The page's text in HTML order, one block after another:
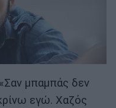
μπαμπάς δεν
εγώ. Χαζός